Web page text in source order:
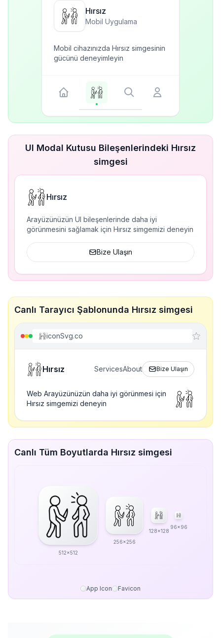
Hırsız
Mobil Uygulama
Mobil cihazınızda Hırsız simgesinin
gücünü deneyimleyin
UI Modal Kutusu Bileşenlerindeki Hırsız
simgesi
Hırsız
Arayüzünüzün UI bileşenlerinde daha iyi
görünmesini sağlamak için Hırsız simgemizi deneyin
Bize Ulaşın
Canlı Tarayıcı Şablonunda Hırsız simgesi
iconSvg.co
Hırsız ServicesAbout Bize Ulaşın
Web Arayüzünüzün daha iyi görünmesi için
Hırsız simgemizi deneyin
Canlı Tüm Boyutlarda Hırsız simgesi
512x512
256x256
128x128
96x96
App Icon Favicon